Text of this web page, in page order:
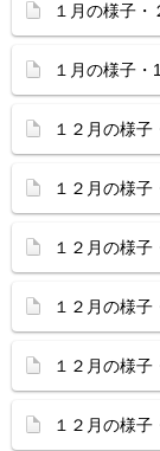
１月の様子・
１月の様子・
１２月の様子
１２月の様子
１２月の様子
１２月の様子
１２月の様子
１２月の様子